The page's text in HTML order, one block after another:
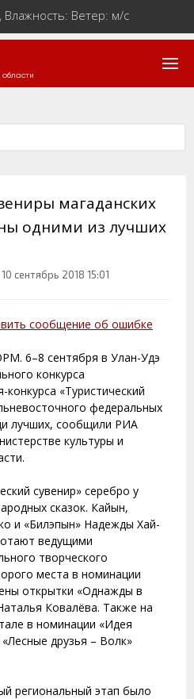
, Влажность: Ветер: м/с
магаданских
одними из лучших
10 сентябрь 2018 15:01
сообщение об ошибке
6–8 сентября в Улан-Удэ
конкурса
«Туристический
федеральных
лучших, сообщили РИА
культуры и
сувенир» серебро у
сказок. Кайын,
и «Билэпын» Надежды Хай-
ведущими
творческого
места в номинации
открытки «Однажды в
Ковалёва. Также на
в номинации «Идея
друзья – Волк»
региональный этап было